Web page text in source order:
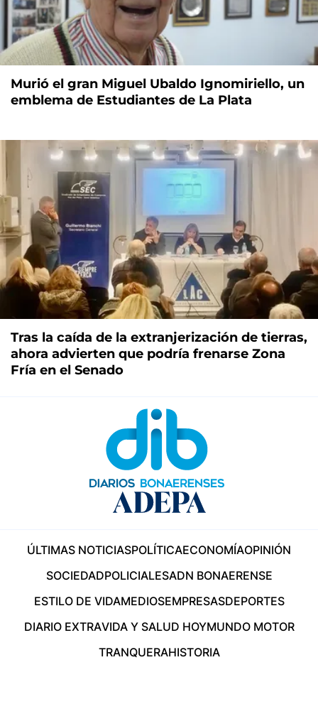
Murió el gran Miguel Ubaldo Ignomiriello, un
emblema de Estudiantes de La Plata
Tras la caída de la extranjerización de tierras,
ahora advierten que podría frenarse Zona
Fría en el Senado
ÚLTIMAS NOTICIASPOLÍTICAECONOMÍAOPINIÓN
SOCIEDADPOLICIALESADN BONAERENSE
ESTILO DE VIDAMEDIOSEMPRESASDEPORTES
DIARIO EXTRAVIDA Y SALUD HOYMUNDO MOTOR
TRANQUERAHISTORIA